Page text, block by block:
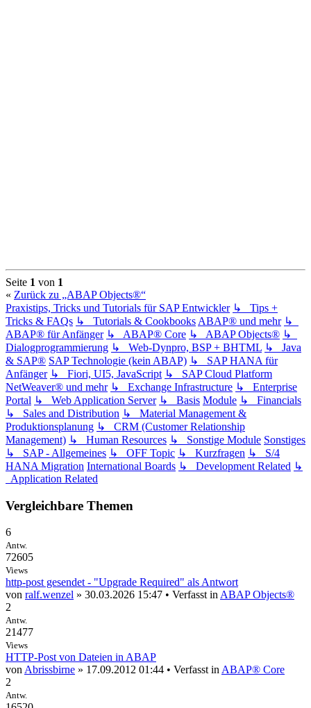
Seite 1 von 1
« Zurück zu „ABAP Objects®“
Praxistips, Tricks und Tutorials für SAP Entwickler ↳ Tips +
Tricks & FAQs ↳ Tutorials & Cookbooks ABAP® und mehr ↳
ABAP® für Anfänger ↳ ABAP® Core ↳ ABAP Objects® ↳
Dialogprogrammierung ↳ Web-Dynpro, BSP + BHTML ↳ Java
& SAP® SAP Technologie (kein ABAP) ↳ SAP HANA für
Anfänger ↳ Fiori, UI5, JavaScript ↳ SAP Cloud Platform
NetWeaver® und mehr ↳ Exchange Infrastructure ↳ Enterprise
Portal ↳ Web Application Server ↳ Basis Module ↳ Financials
↳ Sales and Distribution ↳ Material Management &
Produktionsplanung ↳ CRM (Customer Relationship
Management) ↳ Human Resources ↳ Sonstige Module Sonstiges
↳ SAP - Allgemeines ↳ OFF Topic ↳ Kurzfragen ↳ S/4
HANA Migration International Boards ↳ Development Related ↳
Application Related
Vergleichbare Themen
6
Antw.
72605
Views
http-post gesendet - "Upgrade Required" als Antwort
von ralf.wenzel » 30.03.2026 15:47 • Verfasst in ABAP Objects®
2
Antw.
21477
Views
HTTP-Post von Dateien in ABAP
von Abrissbirne » 17.09.2012 01:44 • Verfasst in ABAP® Core
2
Antw.